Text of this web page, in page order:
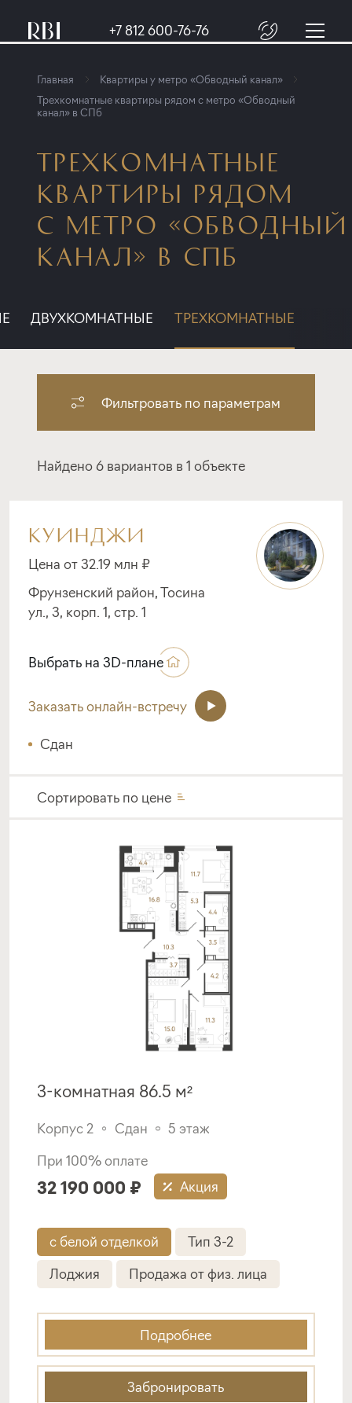
+7 812 600-76-76
Главная
Квартиры у метро «Обводный канал»
Трехкомнатные квартиры рядом с метро «Обводный
канал» в СПб
ТРЕХКОМНАТНЫЕ
КВАРТИРЫ РЯДОМ
С МЕТРО «ОБВОДНЫЙ
КАНАЛ» В СПБ
ДВУХКОМНАТНЫЕ ТРЕХКОМНАТНЫЕ
Фильтровать по параметрам
Найдено 6 вариантов в 1 объекте
КУИНДЖИ
Цена от 32.19 млн ₽
Фрунзенский район, Тосина
ул., 3, корп. 1, стр. 1
Выбрать на 3D-плане
Заказать онлайн-встречу
Сдан
Сортировать по цене
3-комнатная 86.5 м²
Корпус 2 Сдан
5 этаж
При 100% оплате
Акция
32 190 000 ₽
с белой отделкой
Тип 3-2
Лоджия
Продажа от физ. лица
Подробнее
Забронировать